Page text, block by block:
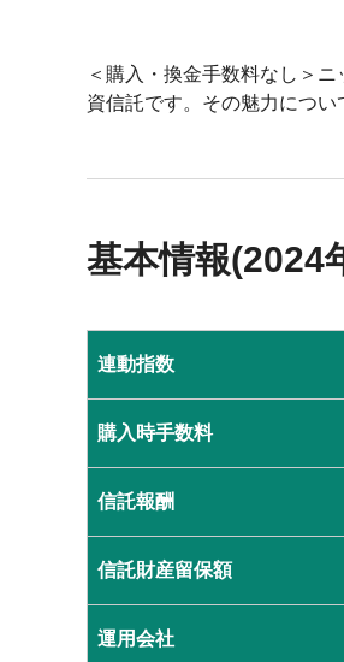
＜購入・換金手数料なし＞
資信託です。その魅力につい
基本情報(2024
連動指数
購入時手数料
信託報酬
信託財産留保額
運用会社